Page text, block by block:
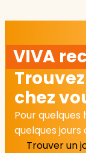
VIVA
chez
Pour quelques
quelques jours
Trouver un